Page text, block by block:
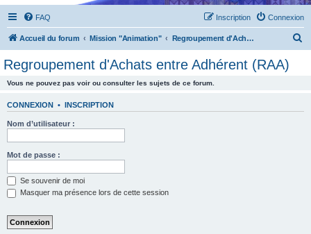
FAQ Connexion
Inscription
Accueil du forum Mission "Animation" Regroupement d'Achats entre Adhérent (RAA)
Regroupement d'Achats entre Adhérent (RAA)
Vous ne pouvez pas voir ou consulter les sujets de ce forum.
CONNEXION • INSCRIPTION
Nom d’utilisateur :
Mot de passe :
Se souvenir de moi
Masquer ma présence lors de cette session